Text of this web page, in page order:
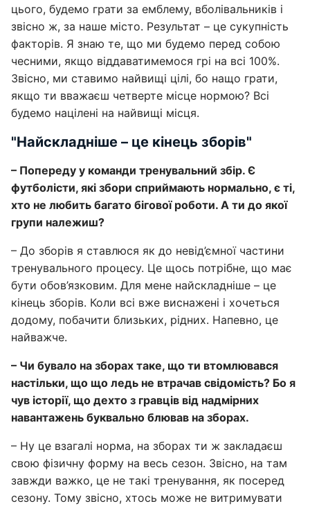
цього, будемо грати за емблему, вболівальників і
звісно ж, за наше місто. Результат – це сукупність
факторів. Я знаю те, що ми будемо перед собою
чесними, якщо віддаватимемося грі на всі 100%.
Звісно, ми ставимо найвищі цілі, бо нащо грати,
якщо ти вважаєш четверте місце нормою? Всі
будемо націлені на найвищі місця.
"Найскладніше – це кінець зборів"
– Попереду у команди тренувальний збір. Є
футболісти, які збори сприймають нормально, є ті,
хто не любить багато бігової роботи. А ти до якої
групи належиш?
– До зборів я ставлюся як до невід’ємної частини
тренувального процесу. Це щось потрібне, що має
бути обов’язковим. Для мене найскладніше – це
кінець зборів. Коли всі вже виснажені і хочеться
додому, побачити близьких, рідних. Напевно, це
найважче.
– Чи бувало на зборах таке, що ти втомлювався
настільки, що що ледь не втрачав свідомість? Бо я
чув історії, що дехто з гравців від надмірних
навантажень буквально блював на зборах.
– Ну це взагалі норма, на зборах ти ж закладаєш
свою фізичну форму на весь сезон. Звісно, на там
завжди важко, це не такі тренування, як посеред
сезону. Тому звісно, хтось може не витримувати